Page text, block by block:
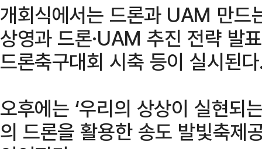
개회식에서는 드론과 UAM 만드
상영과 드론·UAM 추진 전략 발
드론축구대회 시축 등이 실시된
오후에는 ‘우리의 상상이 실현되
의 드론을 활용한 송도 발빛축제